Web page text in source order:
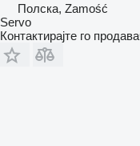
Полска, Zamość
Servo
Контактирајте го